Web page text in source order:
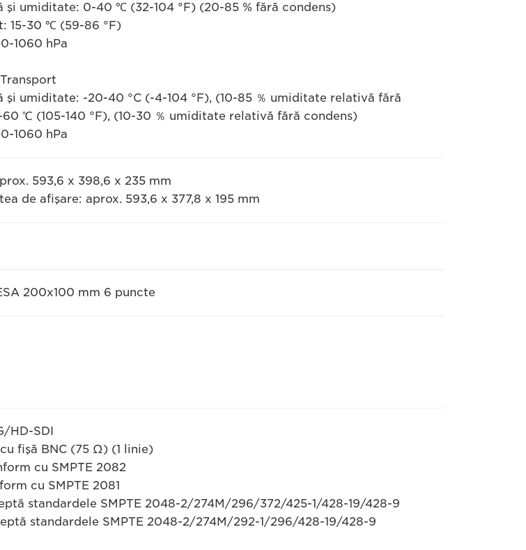
şi umiditate: 0-40 ℃ (32-104 °F) (20-85 % fără condens)
15-30 ℃ (59-86 °F)
1060 hPa
şi umiditate: -20-40 °C (-4-104 °F), (10-85 ％ umiditate relativă fără
60 ℃ (105-140 °F), (10-30 ％ umiditate relativă fără condens)
1060 hPa
593,6 x 398,6 x 235 mm
de afişare: aprox. 593,6 x 377,8 x 195 mm
200x100 mm 6 puncte
HD-SDI
fişă BNC (75 Ω) (1 linie)
cu SMPTE 2082
cu SMPTE 2081
standardele SMPTE 2048-2/274M/296/372/425-1/428-19/428-9
standardele SMPTE 2048-2/274M/292-1/296/428-19/428-9